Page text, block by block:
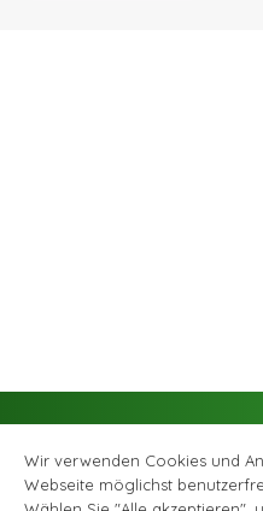
Wir verwenden Cookies und
Webseite möglichst